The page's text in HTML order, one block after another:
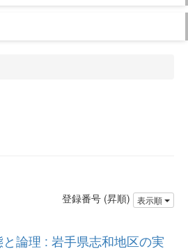
登録番号 (昇順) 表示順
論理 : 岩手県志和地区の実